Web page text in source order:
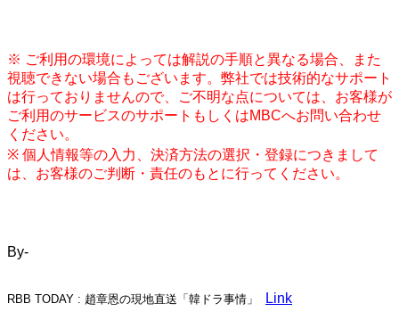
※ ご利用の環境によっては解説の手順と異なる場合、また
視聴できない場合もございます。弊社では技術的なサポート
は行っておりませんので、ご不明な点については、お客様が
ご利用のサービスのサポートもしくはMBCへお問い合わせ
ください。
※ 個人情報等の入力、決済方法の選択・登録につきまして
は、お客様のご判断・責任のもとに行ってください。
By-
RBB TODAY : 趙章恩の現地直送「韓ドラ事情」
Link